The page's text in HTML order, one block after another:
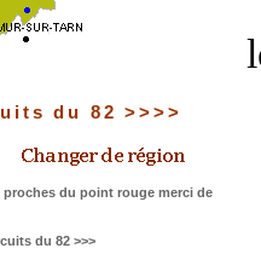
du 82 >>>>
proches du point rouge merci de
du 82 >>>